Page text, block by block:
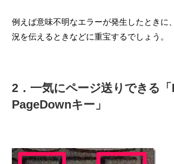
例えば意味不明なエラーが発生したときに
況を伝えるときなどに重宝するでしょう。
2．一気にページ送りできる「
PageDownキー」